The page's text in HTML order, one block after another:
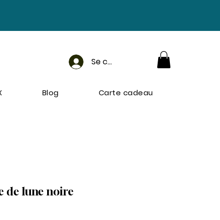
Se connecter
Blog Carte cadeau
de lune noire